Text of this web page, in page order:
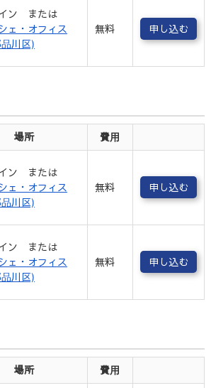
ン または
ェ・オフィス
川区)
無料 申し込む
場所 費用
ン または
ェ・オフィス
川区)
無料 申し込む
ン または
ェ・オフィス
川区)
無料 申し込む
場所 費用